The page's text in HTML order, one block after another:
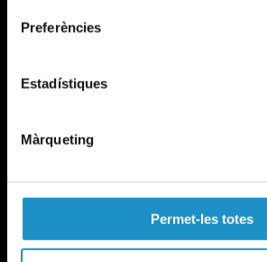
Preferències
Estadístiques
Màrqueting
Permet-les totes